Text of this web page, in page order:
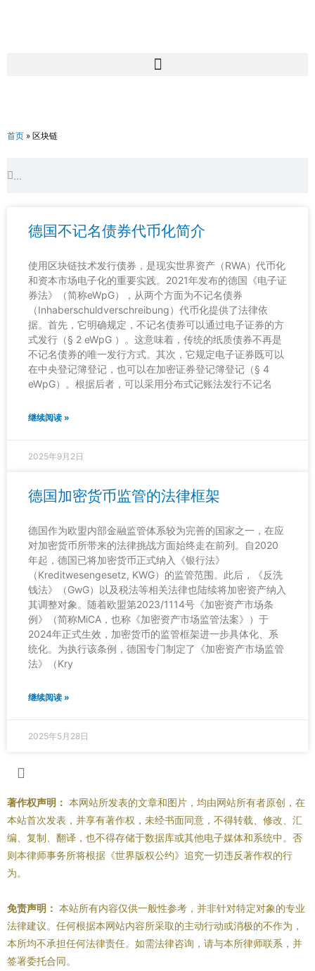
首页 » 区块链
德国不记名债券代币化简介
使用区块链技术发行债券，是现实世界资产（RWA）代币化
和资本市场电子化的重要实践。2021年发布的德国《电子证
券法》（简称eWpG），从两个方面为不记名债券
（Inhaberschuldverschreibung）代币化提供了法律依
据。首先，它明确规定，不记名债券可以通过电子证券的方
式发行（§ 2 eWpG ）。这意味着，传统的纸质债券不再是
不记名债券的唯一发行方式。其次，它规定电子证券既可以
在中央登记簿登记，也可以在加密证券登记簿登记（§ 4
eWpG）。根据后者，可以采用分布式记账法发行不记名
继续阅读 »
2025年9月2日
德国加密货币监管的法律框架
德国作为欧盟内部金融监管体系较为完善的国家之一，在应
对加密货币所带来的法律挑战方面始终走在前列。自2020
年起，德国已将加密货币正式纳入《银行法》
（Kreditwesengesetz, KWG）的监管范围。此后，《反洗
钱法》（GwG）以及税法等相关法律也陆续将加密资产纳入
其调整对象。随着欧盟第2023/1114号《加密资产市场条
例》（简称MiCA，也称《加密资产市场监管法案》）于
2024年正式生效，加密货币的监管框架进一步具体化、系
统化。为执行该条例，德国专门制定了《加密资产市场监管
法》（Kry
继续阅读 »
2025年5月28日
著作权声明： 本网站所发表的文章和图片，均由网站所有者原创，在
本站首次发表，并享有著作权，未经书面同意，不得转载、修改、汇
编、复制、翻译，也不得存储于数据库或其他电子媒体和系统中。否
则本律师事务所将根据《世界版权公约》追究一切违反著作权的行
为。
免责声明： 本站所有内容仅供一般性参考，并非针对特定对象的专业
法律建议。任何根据本网站内容所采取的主动行动或消极的不作为，
本所均不承担任何法律责任。如需法律咨询，请与本所律师联系，并
签署委托合同。